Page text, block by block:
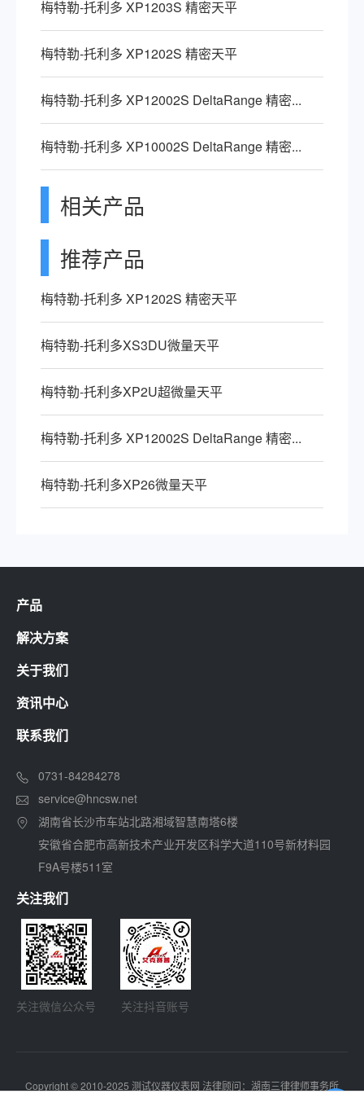
梅特勒-托利多 XP1203S 精密天平
梅特勒-托利多 XP1202S 精密天平
梅特勒-托利多 XP12002S DeltaRange 精密...
梅特勒-托利多 XP10002S DeltaRange 精密...
相关产品
推荐产品
梅特勒-托利多 XP1202S 精密天平
梅特勒-托利多XS3DU微量天平
梅特勒-托利多XP2U超微量天平
梅特勒-托利多 XP12002S DeltaRange 精密...
梅特勒-托利多XP26微量天平
产品
解决方案
关于我们
资讯中心
联系我们
0731-84284278
service@hncsw.net
湖南省长沙市车站北路湘域智慧南塔6楼
安徽省合肥市高新技术产业开发区科学大道110号新材料园
F9A号楼511室
关注我们
关注微信公众号 关注抖音账号
Copyright © 2010-2025 测试仪器仪表网 法律顾问：湖南三律律师事务所